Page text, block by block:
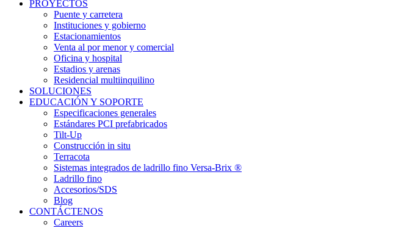
PROYECTOS
Puente y carretera
Instituciones y gobierno
Estacionamientos
Venta al por menor y comercial
Oficina y hospital
Estadios y arenas
Residencial multiinquilino
SOLUCIONES
EDUCACIÓN Y SOPORTE
Especificaciones generales
Estándares PCI prefabricados
Tilt-Up
Construcción in situ
Terracota
Sistemas integrados de ladrillo fino Versa-Brix ®
Ladrillo fino
Accesorios/SDS
Blog
CONTÁCTENOS
Careers